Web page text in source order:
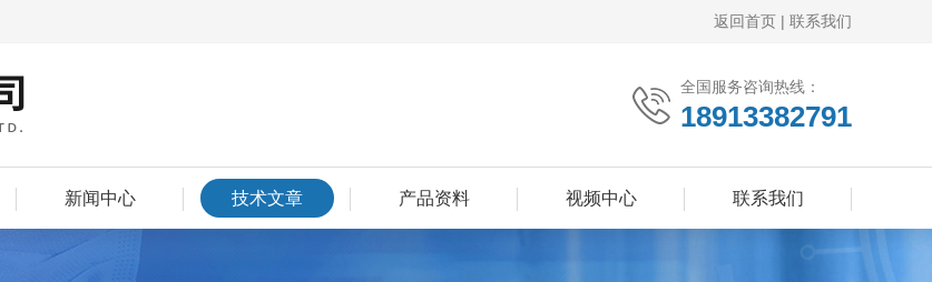
返回首页 | 联系我们
全国服务咨询热线：
18913382791
新闻中心 技术文章 产品资料 视频中心 联系我们